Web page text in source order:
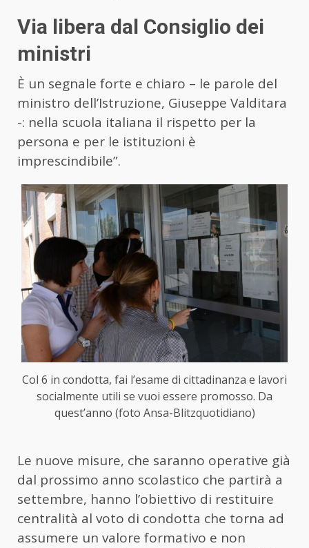
Via libera dal Consiglio dei
ministri
È un segnale forte e chiaro – le parole del
ministro dell’Istruzione, Giuseppe Valditara
-: nella scuola italiana il rispetto per la
persona e per le istituzioni è
imprescindibile”.
Col 6 in condotta, fai l’esame di cittadinanza e lavori
socialmente utili se vuoi essere promosso. Da
quest’anno (foto Ansa-Blitzquotidiano)
Le nuove misure, che saranno operative già
dal prossimo anno scolastico che partirà a
settembre, hanno l’obiettivo di restituire
centralità al voto di condotta che torna ad
assumere un valore formativo e non